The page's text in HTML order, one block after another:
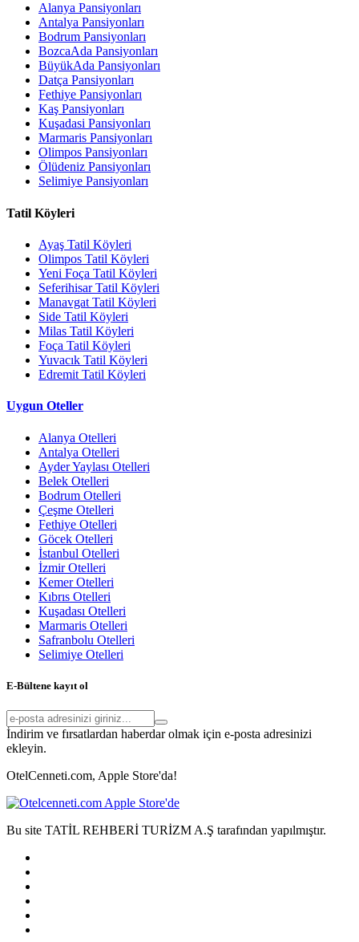
Alanya Pansiyonları
Antalya Pansiyonları
Bodrum Pansiyonları
BozcaAda Pansiyonları
BüyükAda Pansiyonları
Datça Pansiyonları
Fethiye Pansiyonları
Kaş Pansiyonları
Kuşadasi Pansiyonları
Marmaris Pansiyonları
Olimpos Pansiyonları
Ölüdeniz Pansiyonları
Selimiye Pansiyonları
Tatil Köyleri
Ayaş Tatil Köyleri
Olimpos Tatil Köyleri
Yeni Foça Tatil Köyleri
Seferihisar Tatil Köyleri
Manavgat Tatil Köyleri
Side Tatil Köyleri
Milas Tatil Köyleri
Foça Tatil Köyleri
Yuvacık Tatil Köyleri
Edremit Tatil Köyleri
Uygun Oteller
Alanya Otelleri
Antalya Otelleri
Ayder Yaylası Otelleri
Belek Otelleri
Bodrum Otelleri
Çeşme Otelleri
Fethiye Otelleri
Göcek Otelleri
İstanbul Otelleri
İzmir Otelleri
Kemer Otelleri
Kıbrıs Otelleri
Kuşadası Otelleri
Marmaris Otelleri
Safranbolu Otelleri
Selimiye Otelleri
E-Bültene kayıt ol
İndirim ve fırsatlardan haberdar olmak için e-posta adresinizi
ekleyin.
OtelCenneti.com, Apple Store'da!
Bu site TATİL REHBERİ TURİZM A.Ş tarafından yapılmıştır.